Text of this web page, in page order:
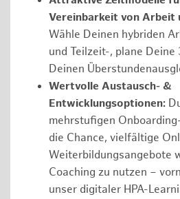
Vereinbarkeit von Arbeit
Wähle Deinen hybriden
und Teilzeit-, plane Deine
Deinen
Wertvolle Austausch- &
Entwicklungsoptionen:
mehrstufigen
die Chance, vielfältige
Weiterbildungsangebote
Coaching zu nutzen –
unser digitaler HPA-